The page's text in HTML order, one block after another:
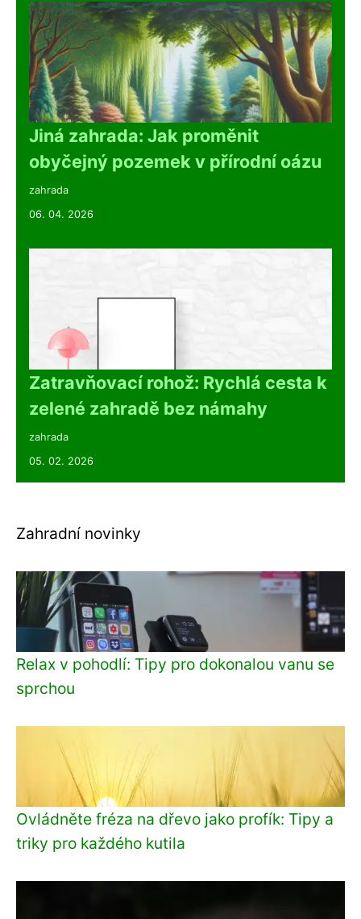
Jiná zahrada: Jak proměnit
obyčejný pozemek v přírodní oázu
zahrada
06. 04. 2026
Zatravňovací rohož: Rychlá cesta k
zelené zahradě bez námahy
zahrada
05. 02. 2026
Zahradní novinky
Relax v pohodlí: Tipy pro dokonalou vanu se
sprchou
Ovládněte fréza na dřevo jako profík: Tipy a
triky pro každého kutila